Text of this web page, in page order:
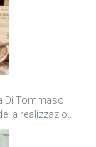
Di Tommaso
realizzazione